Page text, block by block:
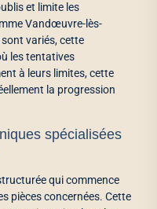
et limite les
Vandœuvre-lès-
variés, cette
les tentatives
à leurs limites, cette
la progression
spécialisées
qui commence
pièces concernées. Cette